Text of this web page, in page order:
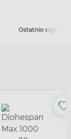
Ostatnio